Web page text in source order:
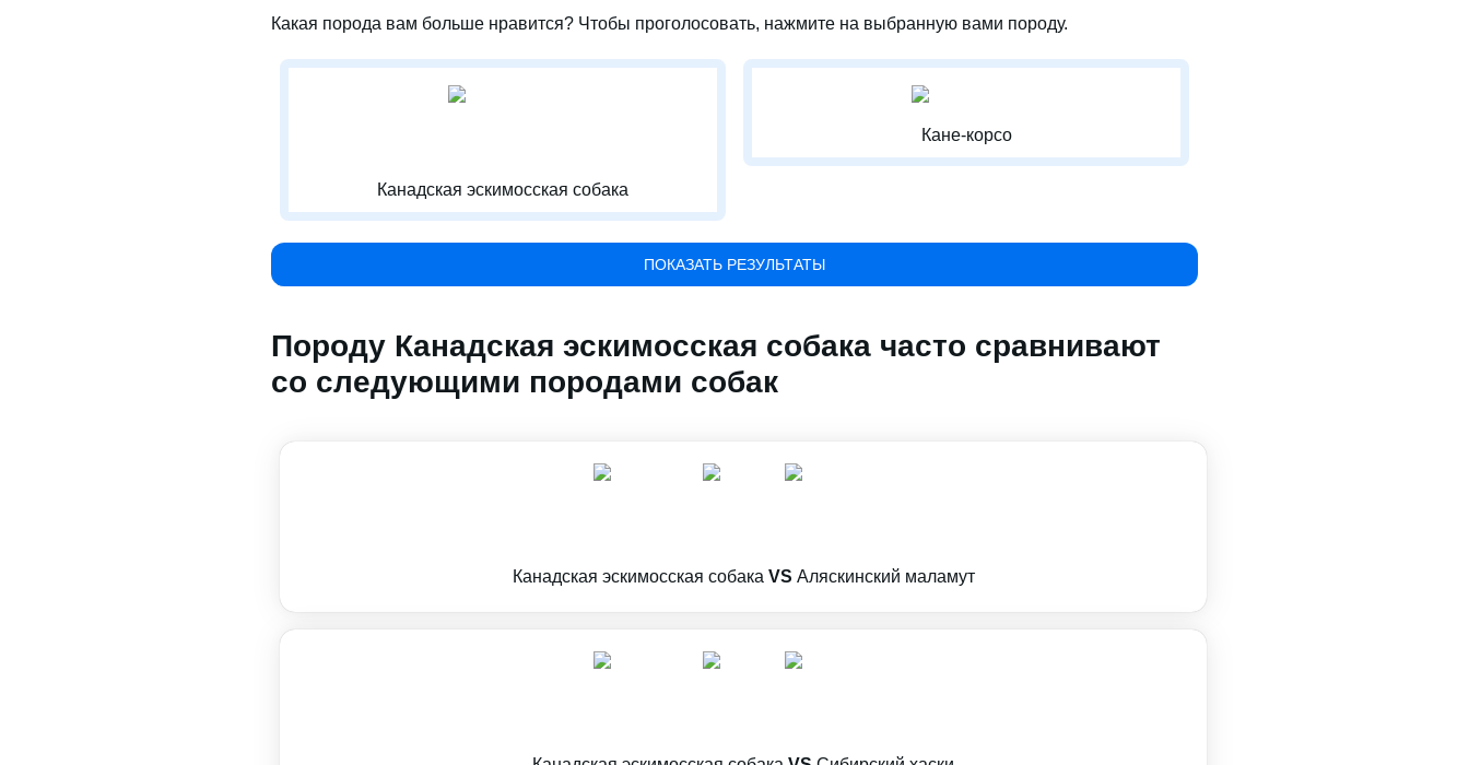
Какая порода вам больше нравится? Чтобы проголосовать, нажмите на выбранную вами породу.
Канадская эскимосская собака
Кане-корсо
ПОКАЗАТЬ РЕЗУЛЬТАТЫ
Породу Канадская эскимосская собака часто сравнивают
со следующими породами собак
Канадская эскимосская собака VS Аляскинский маламут